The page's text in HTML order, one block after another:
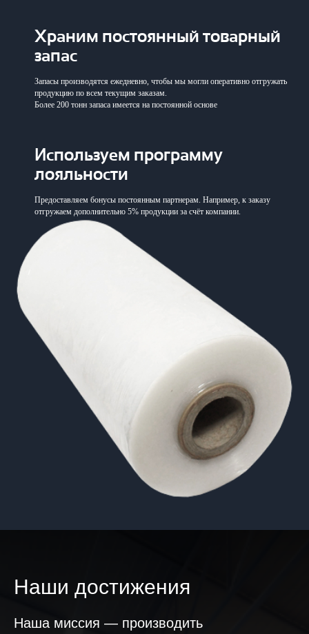
Храним постоянный товарный
запас
Запасы производятся ежедневно, чтобы мы могли оперативно отгружать
продукцию по всем текущим заказам.
Более 200 тонн запаса имеется на постоянной основе
Используем программу
лояльности
Предоставляем бонусы постоянным партнерам. Например, к заказу
отгружаем дополнительно 5% продукции за счёт компании.
Наши достижения
Наша миссия — производить